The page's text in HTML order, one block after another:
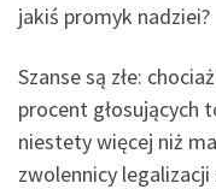
jakiś promyk nadziei?
Szanse są złe:
procent głosujących
niestety więcej niż
zwolennicy